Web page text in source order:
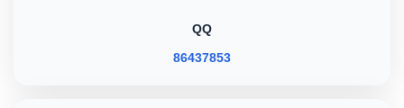
QQ
86437853